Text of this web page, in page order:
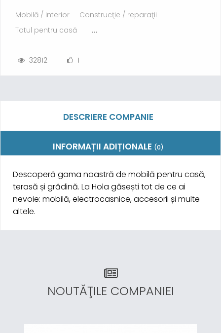
Mobilă / interior
Construcţie / reparaţii
Totul pentru casă
...
32812 1
DESCRIERE COMPANIE
INFORMAȚII ADIȚIONALE (0)
Descoperă gama noastră de mobilă pentru casă,
terasă și grădină. La Hola găsești tot de ce ai
nevoie: mobilă, electrocasnice, accesorii și multe
altele.
NOUTĂŢILE COMPANIEI